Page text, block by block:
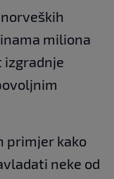
miliona
izgradnje
primjer kako
neke od